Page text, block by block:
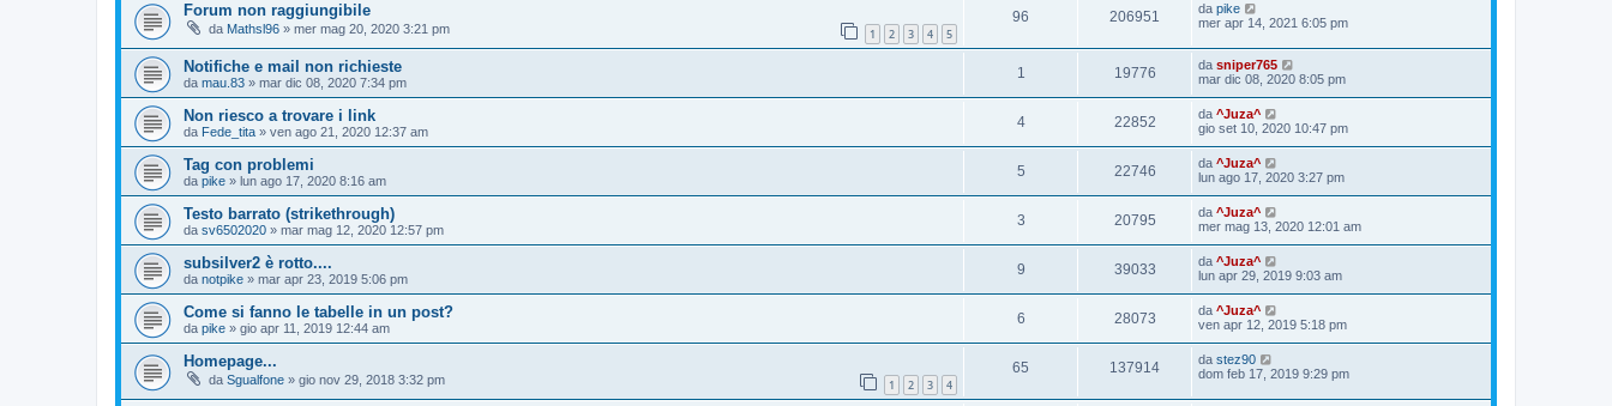
Forum non raggiungibile
da Mathsl96 » mer mag 20, 2020 3:21 pm 1 2 3 4 5
96 206951 da pike
mer apr 14, 2021 6:05 pm
Notifiche e mail non richieste
da mau.83 » mar dic 08, 2020 7:34 pm
1 19776 da sniper765
mar dic 08, 2020 8:05 pm
Non riesco a trovare i link
da Fede_tita » ven ago 21, 2020 12:37 am
4 22852 da ^Juza^
gio set 10, 2020 10:47 pm
Tag con problemi
da pike » lun ago 17, 2020 8:16 am
5 22746 da ^Juza^
lun ago 17, 2020 3:27 pm
Testo barrato (strikethrough)
da sv6502020 » mar mag 12, 2020 12:57 pm
3 20795 da ^Juza^
mer mag 13, 2020 12:01 am
subsilver2 è rotto....
da notpike » mar apr 23, 2019 5:06 pm
9 39033 da ^Juza^
lun apr 29, 2019 9:03 am
Come si fanno le tabelle in un post?
da pike » gio apr 11, 2019 12:44 am
6 28073 da ^Juza^
ven apr 12, 2019 5:18 pm
Homepage...
da Sgualfone » gio nov 29, 2018 3:32 pm 1 2 3 4
65 137914 da stez90
dom feb 17, 2019 9:29 pm